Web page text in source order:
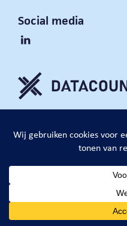
Social media
DataCount B.V.
privacy policy
algemene voorwaarden